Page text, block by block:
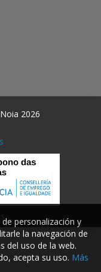
2026
personalización y
la navegación de
del uso de la web.
acepta su uso. Más